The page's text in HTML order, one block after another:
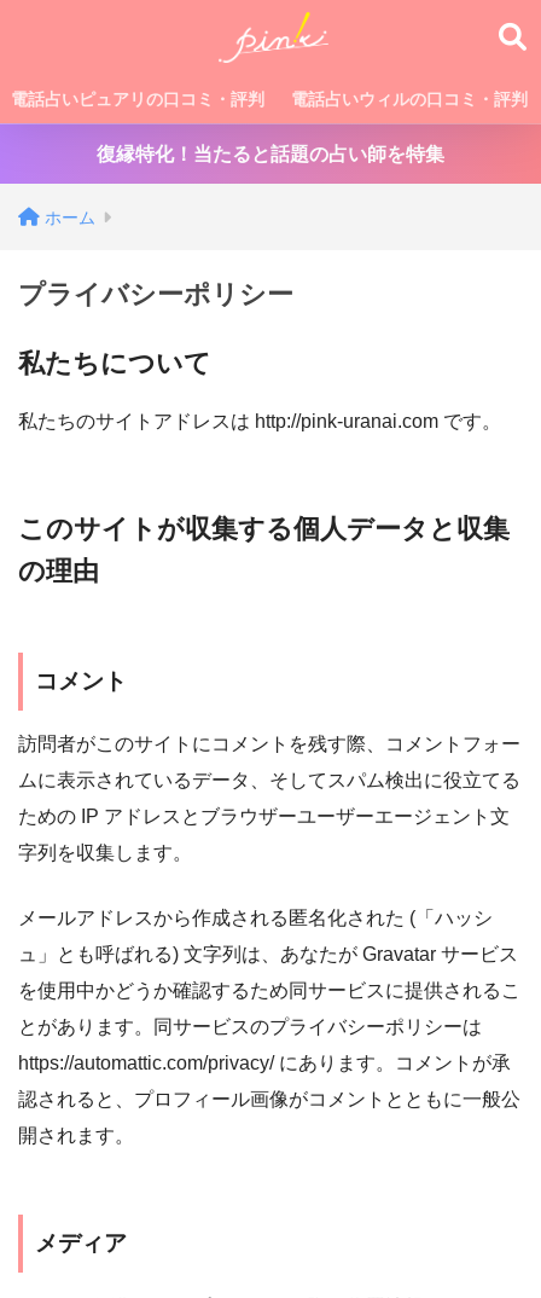
電話占いピュアリの口コミ・評判 電話占いウィルの口コミ・評判
復縁特化！当たると話題の占い師を特集
ホーム
プライバシーポリシー
私たちについて
私たちのサイトアドレスは http://pink-uranai.com です。
このサイトが収集する個人データと収集
の理由
コメント
訪問者がこのサイトにコメントを残す際、コメントフォー
ムに表示されているデータ、そしてスパム検出に役立てる
ための IP アドレスとブラウザーユーザーエージェント文
字列を収集します。
メールアドレスから作成される匿名化された (「ハッシ
ュ」とも呼ばれる) 文字列は、あなたが Gravatar サービス
を使用中かどうか確認するため同サービスに提供されるこ
とがあります。同サービスのプライバシーポリシーは
https://automattic.com/privacy/ にあります。コメントが承
認されると、プロフィール画像がコメントとともに一般公
開されます。
メディア